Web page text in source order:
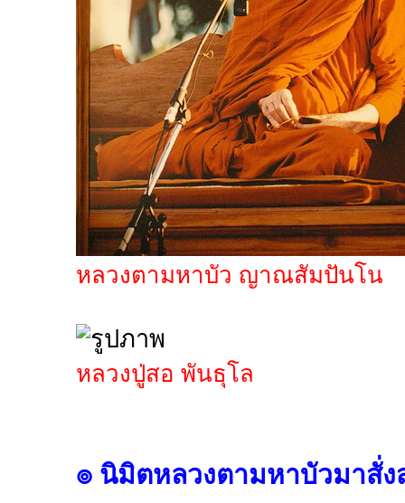
หลวงตามหาบัว ญาณสัมปันโน
หลวงปู่สอ พันธุโล
๏ นิมิตหลวงตามหาบัวมาสั่ง